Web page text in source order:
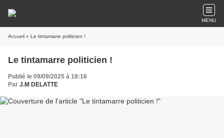
MENU
Accueil » Le tintamarre politicien !
Le tintamarre politicien !
Publié le 09/09/2025 à 18:16
Par J.M DELATTE